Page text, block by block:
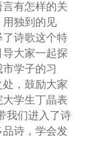
有怎样的关
独到的见
诗歌这个特
大家一起探
学子的习
，鼓励大家
学生丁晶表
我们进入了诗
诗，学会发